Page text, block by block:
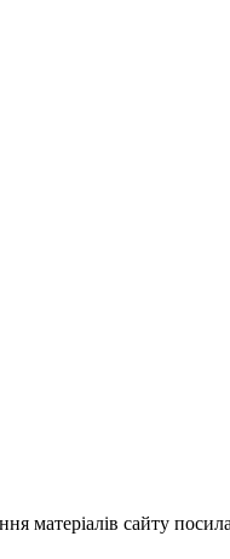
матеріалів сайту